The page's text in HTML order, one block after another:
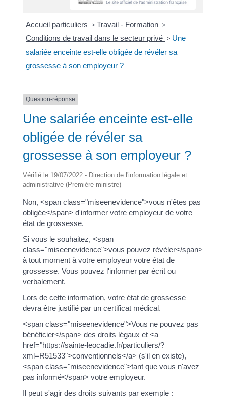
Accueil particuliers > Travail - Formation >
Conditions de travail dans le secteur privé > Une
salariée enceinte est-elle obligée de révéler sa
grossesse à son employeur ?
Question-réponse
Une salariée enceinte est-elle
obligée de révéler sa
grossesse à son employeur ?
Vérifié le 19/07/2022 - Direction de l'information légale et
administrative (Première ministre)
Non, <span class="miseenevidence">vous n'êtes pas
obligée</span> d'informer votre employeur de votre
état de grossesse.
Si vous le souhaitez, <span
class="miseenevidence">vous pouvez révéler</span>
à tout moment à votre employeur votre état de
grossesse. Vous pouvez l'informer par écrit ou
verbalement.
Lors de cette information, votre état de grossesse
devra être justifié par un certificat médical.
<span class="miseenevidence">Vous ne pouvez pas
bénéficier</span> des droits légaux et <a
href="https://sainte-leocadie.fr/particuliers/?
xml=R51533">conventionnels</a> (s'il en existe),
<span class="miseenevidence">tant que vous n'avez
pas informé</span> votre employeur.
Il peut s'agir des droits suivants par exemple :